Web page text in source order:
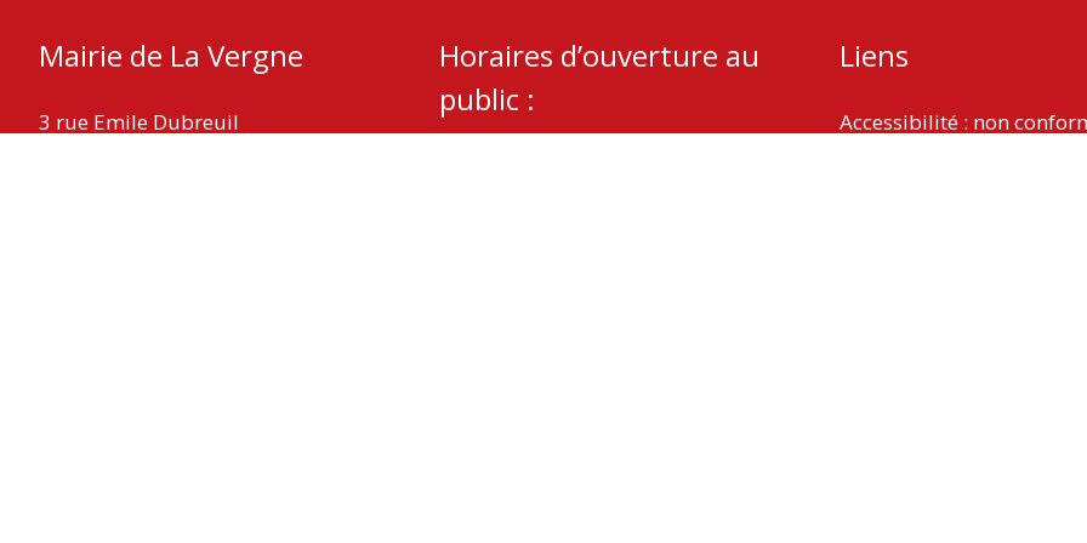
Mairie de La Vergne
3 rue Emile Dubreuil
Horaires d’ouverture au
public :
Liens
Accessibilité : non